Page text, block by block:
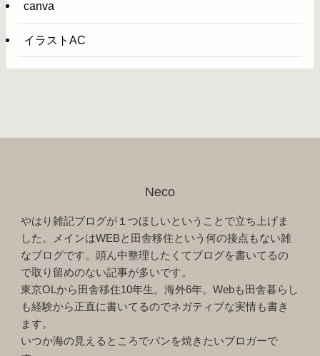
canva
イラストAC
Neco
やはり雑記ブログが１つほしいということで立ち上げま
した。メインはWEBと田舎移住という何の接点もない雑
なブログです。頭ん中整理したくてブログを書いてるの
で取り留めのない記事が多いです。
東京OLから田舎移住10年生。海外6年。Webも田舎暮らし
も経験から正直に書いてるのでネガティブな実情も書き
ます。
いつか海の見えるところでパンを焼きたいブロガーで